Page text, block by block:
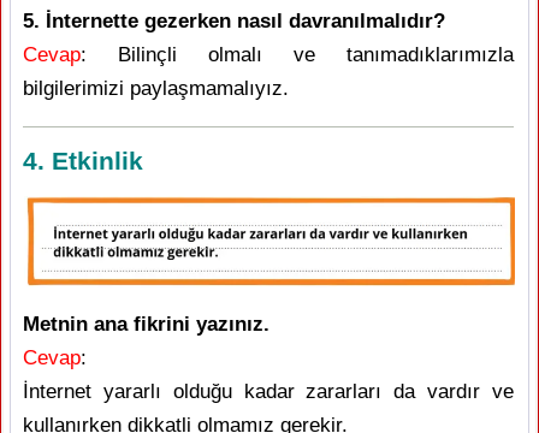
5. İnternette gezerken nasıl davranılmalıdır?
Cevap: Bilinçli olmalı ve tanımadıklarımızla
bilgilerimizi paylaşmamalıyız.
4. Etkinlik
Metnin ana fikrini yazınız.
Cevap:
İnternet yararlı olduğu kadar zararları da vardır ve
kullanırken dikkatli olmamız gerekir.